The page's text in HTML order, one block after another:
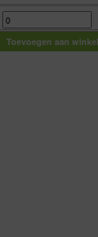
Rain
Bird
Maxi-
paw
turbinesproeier
Toevoegen aan